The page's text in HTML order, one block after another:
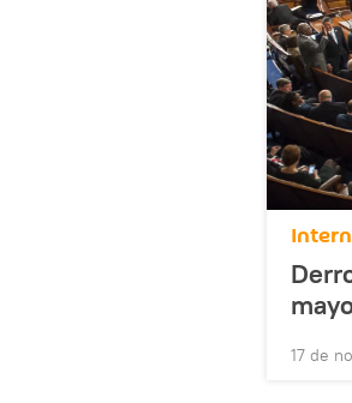
17 de